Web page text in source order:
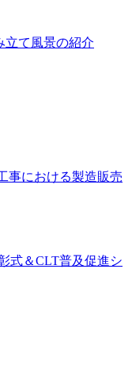
立て風景の紹介
事における製造販売
式＆CLT普及促進シ